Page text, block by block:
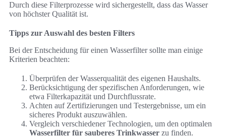
Durch diese Filterprozesse wird sichergestellt, dass das Wasser
von höchster Qualität ist.
Tipps zur Auswahl des besten Filters
Bei der Entscheidung für einen Wasserfilter sollte man einige
Kriterien beachten:
Überprüfen der Wasserqualität des eigenen Haushalts.
Berücksichtigung der spezifischen Anforderungen, wie
etwa Filterkapazität und Durchflussrate.
Achten auf Zertifizierungen und Testergebnisse, um ein
sicheres Produkt auszuwählen.
Vergleich verschiedener Technologien, um den optimalen
Wasserfilter für sauberes Trinkwasser zu finden.